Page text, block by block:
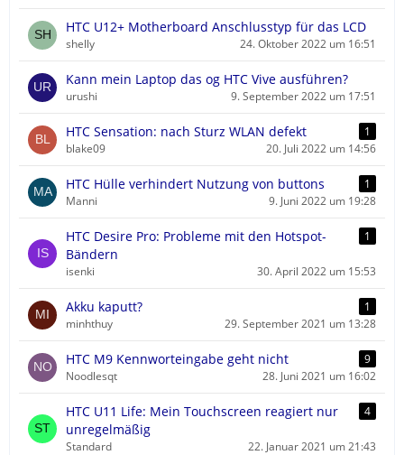
HTC U12+ Motherboard Anschlusstyp für das LCD
shelly 24. Oktober 2022 um 16:51
Kann mein Laptop das og HTC Vive ausführen?
urushi 9. September 2022 um 17:51
HTC Sensation: nach Sturz WLAN defekt
1
blake09
20. Juli 2022 um 14:56
HTC Hülle verhindert Nutzung von buttons
1
Manni
9. Juni 2022 um 19:28
HTC Desire Pro: Probleme mit den Hotspot-
Bändern
1
isenki 30. April 2022 um 15:53
Akku kaputt?
1
minhthuy
29. September 2021 um 13:28
HTC M9 Kennworteingabe geht nicht
9
Noodlesqt
28. Juni 2021 um 16:02
HTC U11 Life: Mein Touchscreen reagiert nur
unregelmäßig
4
Standard 22. Januar 2021 um 21:43